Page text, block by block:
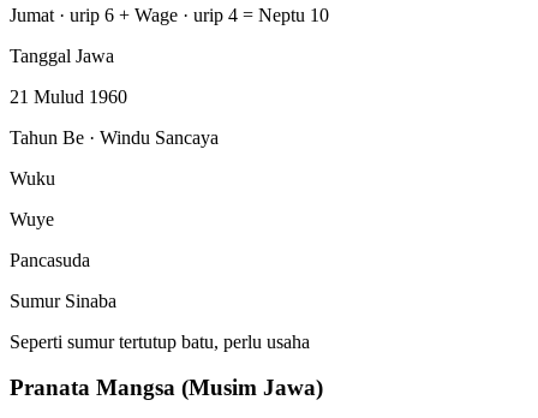
Jumat · urip 6 + Wage · urip 4 = Neptu 10
Tanggal Jawa
21 Mulud 1960
Tahun Be · Windu Sancaya
Wuku
Wuye
Pancasuda
Sumur Sinaba
Seperti sumur tertutup batu, perlu usaha
Pranata Mangsa (Musim Jawa)